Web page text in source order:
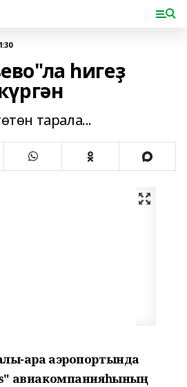
һигеҙ
тарала...
ара аэропортында
авиакомпанияһының